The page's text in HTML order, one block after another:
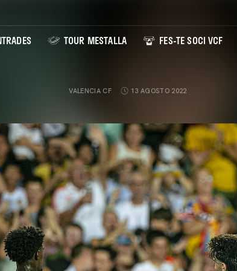
TOUR MESTALLA FES-TE SOCI VCF
VALENCIA CF 13 AGOSTO 2022